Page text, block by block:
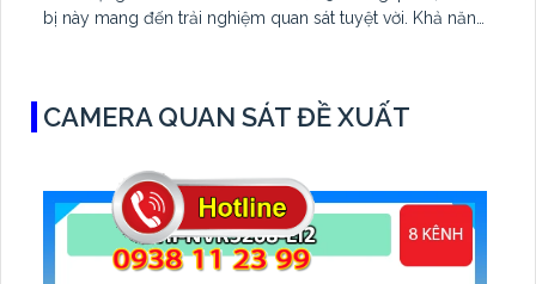
bị này mang đến trải nghiệm quan sát tuyệt vời. Khả năng
CAMERA QUAN SÁT ĐỀ XUẤT